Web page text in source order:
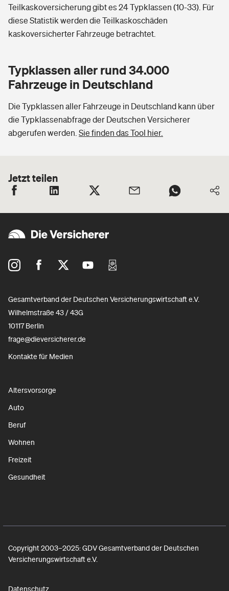
Teilkaskoversicherung gibt es 24 Typklassen (10-33). Für
diese Statistik werden die Teilkaskoschäden
kaskoversicherter Fahrzeuge betrachtet.
Typklassen aller rund 34.000
Fahrzeuge in Deutschland
Die Typklassen aller Fahrzeuge in Deutschland kann über
die Typklassenabfrage der Deutschen Versicherer
abgerufen werden. Sie finden das Tool hier.
Jetzt teilen
Gesamtverband der Deutschen Versicherungswirtschaft e.V.
Wilhelmstraße 43 / 43G
10117 Berlin
frage@dieversicherer.de
Kontakte für Medien
Altersvorsorge
Auto
Beruf
Wohnen
Freizeit
Gesundheit
Copyright 2003–2025: GDV Gesamtverband der Deutschen
Versicherungswirtschaft e.V.
Datenschutz